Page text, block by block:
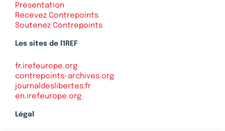
Présentation
Recevez Contrepoints
Soutenez Contrepoints
Les sites de l'IREF
fr.irefeurope.org
contrepoints-archives.org
journaldeslibertes.fr
en.irefeurope.org
Légal